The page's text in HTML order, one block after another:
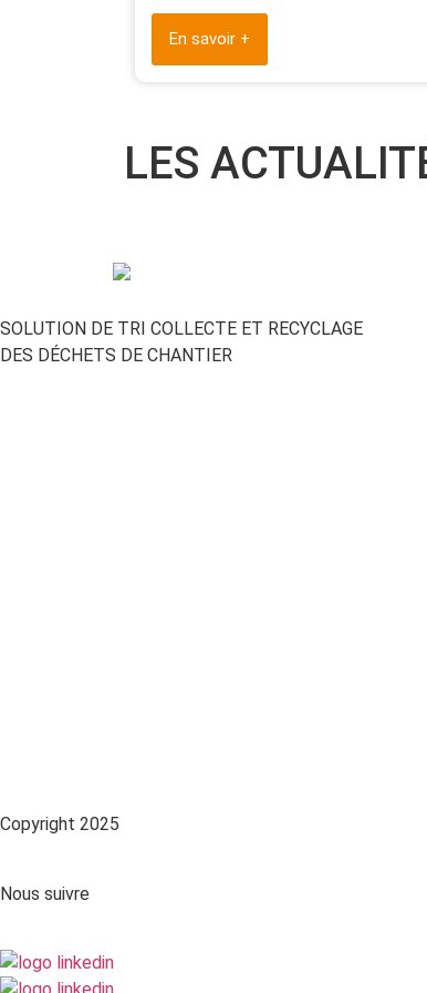
En savoir +
LES
SOLUTION DE TRI COLLECTE ET RECYCLAGE
DES DÉCHETS DE CHANTIER
Copyright 2025
Nous suivre